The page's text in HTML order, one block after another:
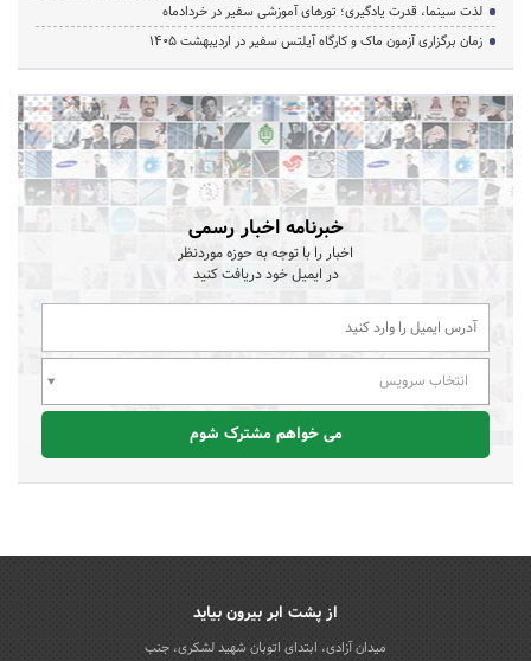
لذت سینما، قدرت یادگیری؛ تورهای آموزشی سفیر در خردادماه
زمان برگزاری آزمون ماک و کارگاه آیلتس سفیر در اردیبهشت 1405
خبرنامه اخبار رسمی
اخبار را با توجه به حوزه موردنظر
در ایمیل خود دریافت کنید
انتخاب سرویس
می خواهم مشترک شوم
از پشت ابر بیرون بیاید
میدان آزادی، ابتدای اتوبان شهید لشکری، جنب